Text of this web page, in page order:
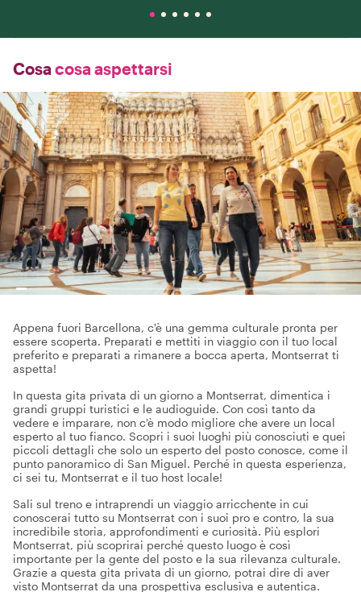
Cosa cosa aspettarsi
Appena fuori Barcellona, c'è una gemma culturale pronta per
essere scoperta. Preparati e mettiti in viaggio con il tuo local
preferito e preparati a rimanere a bocca aperta, Montserrat ti
aspetta!
In questa gita privata di un giorno a Montserrat, dimentica i
grandi gruppi turistici e le audioguide. Con così tanto da
vedere e imparare, non c'è modo migliore che avere un local
esperto al tuo fianco. Scopri i suoi luoghi più conosciuti e quei
piccoli dettagli che solo un esperto del posto conosce, come il
punto panoramico di San Miguel. Perché in questa esperienza,
ci sei tu, Montserrat e il tuo host locale!
Sali sul treno e intraprendi un viaggio arricchente in cui
conoscerai tutto su Montserrat con i suoi pro e contro, la sua
incredibile storia, approfondimenti e curiosità. Più esplori
Montserrat, più scoprirai perché questo luogo è così
importante per la gente del posto e la sua rilevanza culturale.
Grazie a questa gita privata di un giorno, potrai dire di aver
visto Montserrat da una prospettiva esclusiva e autentica.